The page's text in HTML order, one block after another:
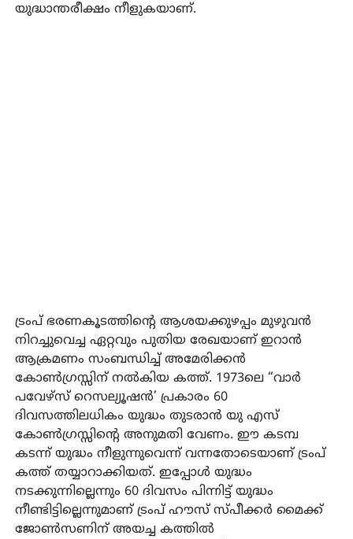
യുദ്ധാന്തരീക്ഷം നീളുകയാണ്.
ട്രംപ് ഭരണകൂടത്തിന്റെ ആശയക്കുഴപ്പം മുഴുവന്‍
നിറച്ചുവെച്ച ഏറ്റവും പുതിയ രേഖയാണ് ഇറാന്‍
ആക്രമണം സംബന്ധിച്ച് അമേരിക്കന്‍
കോണ്‍ഗ്രസ്സിന് നല്‍കിയ കത്ത്. 1973ലെ “വാര്‍
പവേഴ്‌സ് റെസല്യൂഷന്‍’ പ്രകാരം 60
ദിവസത്തിലധികം യുദ്ധം തുടരാന്‍ യു എസ്
കോണ്‍ഗ്രസ്സിന്റെ അനുമതി വേണം. ഈ കടമ്പ
കടന്ന് യുദ്ധം നീളുന്നുവെന്ന് വന്നതോടെയാണ് ട്രംപ്
കത്ത് തയ്യാറാക്കിയത്. ഇപ്പോള്‍ യുദ്ധം
നടക്കുന്നില്ലെന്നും 60 ദിവസം പിന്നിട്ട് യുദ്ധം
നീണ്ടിട്ടില്ലെന്നുമാണ് ട്രംപ് ഹൗസ് സ്പീക്കര്‍ മൈക്ക്
ജോണ്‍സണിന് അയച്ച കത്തില്‍